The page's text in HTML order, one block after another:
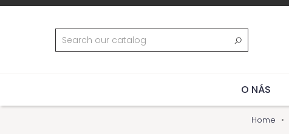
O NÁS
Home